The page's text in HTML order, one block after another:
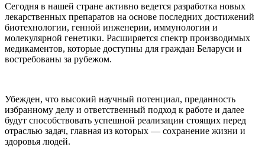
Сегодня в нашей стране активно ведется разработка новых
лекарственных препаратов на основе последних достижений
биотехнологии, генной инженерии, иммунологии и
молекулярной генетики. Расширяется спектр производимых
медикаментов, которые доступны для граждан Беларуси и
востребованы за рубежом.
Убежден, что высокий научный потенциал, преданность
избранному делу и ответственный подход к работе и далее
будут способствовать успешной реализации стоящих перед
отраслью задач, главная из которых — сохранение жизни и
здоровья людей.